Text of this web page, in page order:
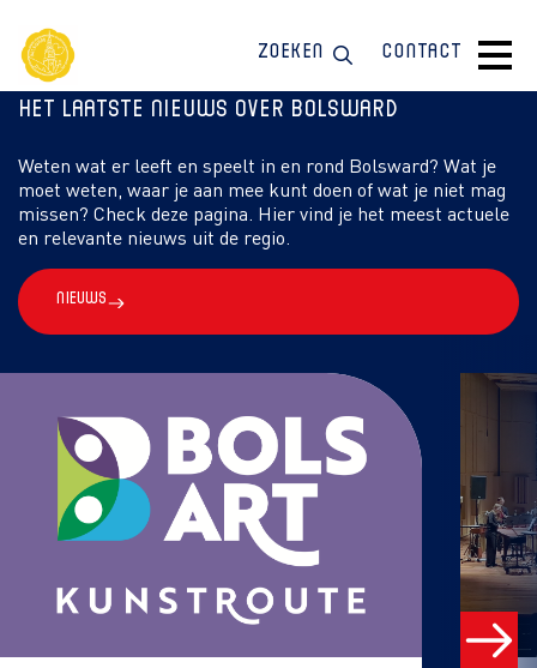
Zoeken Contact
Het laatste nieuws over Bolsward
Weten wat er leeft en speelt in en rond Bolsward? Wat je
moet weten, waar je aan mee kunt doen of wat je niet mag
missen? Check deze pagina. Hier vind je het meest actuele
en relevante nieuws uit de regio.
Nieuws